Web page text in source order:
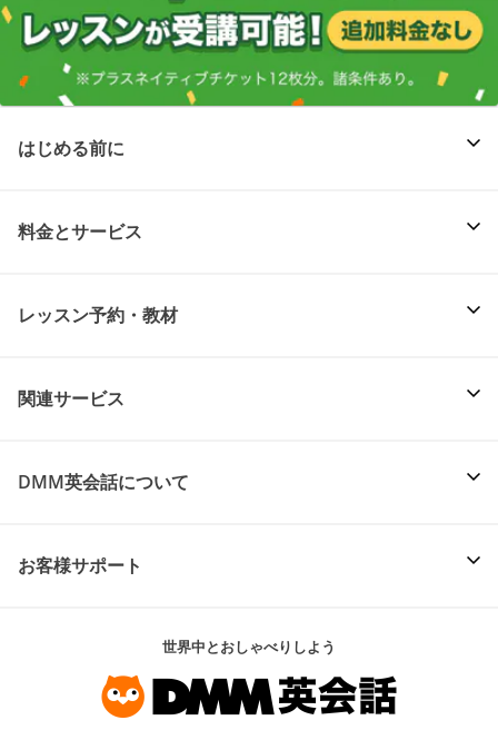
はじめる前に
料金とサービス
レッスン予約・教材
関連サービス
DMM英会話について
お客様サポート
世界中とおしゃべりしよう